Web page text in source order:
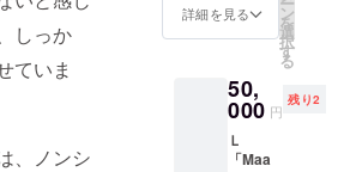
しっか
ていま
、ノンシ
種類＆
トリー
セット
に、は
ちみつ
３種類
セット
詳細を見る ン
を
選
択
す
る
50,
000 円
残り2
Ｌ
「Maa